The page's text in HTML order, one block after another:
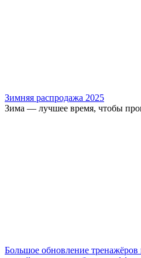
Зимняя распродажа 2025
Зима — лучшее время, чтобы
Большое обновление тренажёров